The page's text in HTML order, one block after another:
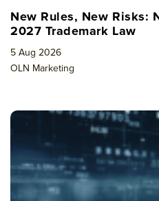
New Rules, New Risks:
2027 Trademark Law
5 Aug 2026
OLN Marketing